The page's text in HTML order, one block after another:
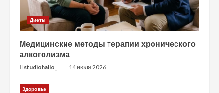
Диеты
Медицинские методы терапии хронического
алкоголизма
studiohallo_ 14 июля 2026
Здоровье